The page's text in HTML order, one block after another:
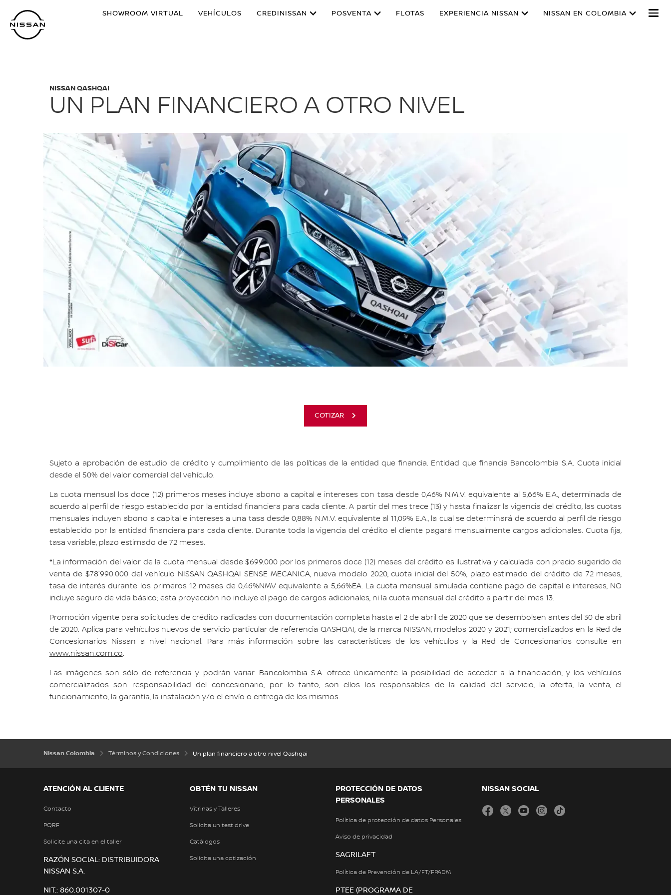
contenido
principal
SHOWROOM VIRTUAL VEHÍCULOS CREDINISSAN POSVENTA FLOTAS EXPERIENCIA NISSAN NISSAN EN COLOMBIA
NISSAN QASHQAI
UN PLAN FINANCIERO A OTRO NIVEL
COTIZAR
Sujeto a aprobación de estudio de crédito y cumplimiento de las políticas de la entidad que financia. Entidad que financia Bancolombia S.A. Cuota inicial
desde el 50% del valor comercial del vehículo.
La cuota mensual los doce (12) primeros meses incluye abono a capital e intereses con tasa desde 0,46% N.M.V. equivalente al 5,66% E.A., determinada de
acuerdo al perfil de riesgo establecido por la entidad financiera para cada cliente. A partir del mes trece (13) y hasta finalizar la vigencia del crédito, las cuotas
mensuales incluyen abono a capital e intereses a una tasa desde 0,88% N.M.V. equivalente al 11,09% E.A., la cual se determinará de acuerdo al perfil de riesgo
establecido por la entidad financiera para cada cliente. Durante toda la vigencia del crédito el cliente pagará mensualmente cargos adicionales. Cuota fija,
tasa variable, plazo estimado de 72 meses.
*La información del valor de la cuota mensual desde $699.000 por los primeros doce (12) meses del crédito es ilustrativa y calculada con precio sugerido de
venta de $78´990.000 del vehículo NISSAN QASHQAI SENSE MECANICA, nueva modelo 2020, cuota inicial del 50%, plazo estimado del crédito de 72 meses,
tasa de interés durante los primeros 12 meses de 0,46%NMV equivalente a 5,66%EA. La cuota mensual simulada contiene pago de capital e intereses, NO
incluye seguro de vida básico; esta proyección no incluye el pago de cargos adicionales, ni la cuota mensual del crédito a partir del mes 13.
Promoción vigente para solicitudes de crédito radicadas con documentación completa hasta el 2 de abril de 2020 que se desembolsen antes del 30 de abril
de 2020. Aplica para vehículos nuevos de servicio particular de referencia QASHQAI, de la marca NISSAN, modelos 2020 y 2021; comercializados en la Red de
Concesionarios Nissan a nivel nacional. Para más información sobre las características de los vehículos y la Red de Concesionarios consulte en
www.nissan.com.co.
Las imágenes son sólo de referencia y podrán variar. Bancolombia S.A. ofrece únicamente la posibilidad de acceder a la financiación, y los vehículos
comercializados son responsabilidad del concesionario; por lo tanto, son ellos los responsables de la calidad del servicio, la oferta, la venta, el
funcionamiento, la garantía, la instalación y/o el envío o entrega de los mismos.
Nissan Colombia Términos y Condiciones Un plan financiero a otro nivel Qashqai
ATENCIÓN AL CLIENTE
Contacto
PQRF
Solicite una cita en el taller
RAZÓN SOCIAL: DISTRIBUIDORA
NISSAN S.A.
NIT.: 860.001307-0
OBTÉN TU NISSAN
Vitrinas y Talleres
Solicita un test drive
Catálogos
Solicita una cotización
PROTECCIÓN DE DATOS
PERSONALES
Política de protección de datos Personales
Aviso de privacidad
SAGRILAFT
Política de Prevención de LA/FT/FPADM
PTEE (PROGRAMA DE
NISSAN SOCIAL
facebooktwitteryoutubeinstagram
tiktok